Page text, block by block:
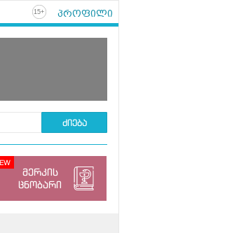
15+ პროფილი
მერკის
ცნობარი